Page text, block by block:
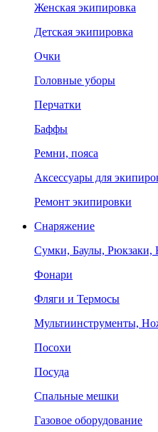
Женская экипировка
Детская экипировка
Очки
Головные уборы
Перчатки
Баффы
Ремни, пояса
Аксессуары для
Ремонт экипировки
Снаряжение
Сумки, Баулы, Рюкзаки,
Фонари
Фляги и Термосы
Мультиинструменты,
Посохи
Посуда
Спальные мешки
Газовое оборудование